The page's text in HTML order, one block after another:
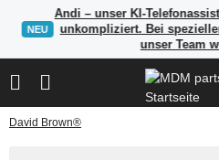
NEU
Andi – unser KI-
unkompliziert. Bei
unser Team
David Brown®